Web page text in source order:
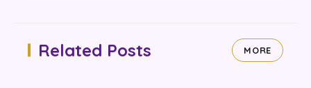
Related Posts MORE